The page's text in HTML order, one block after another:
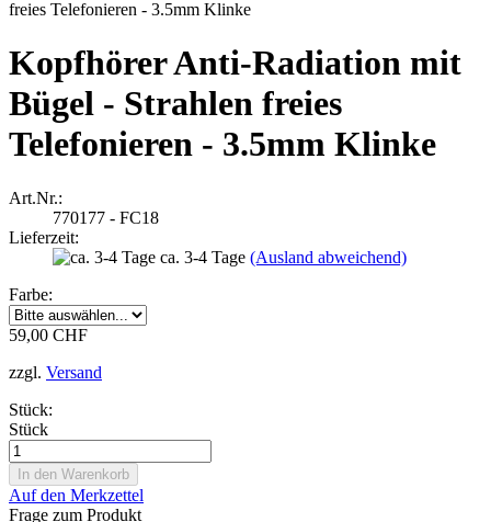
Kopfhörer Anti-Radiation mit
Bügel - Strahlen freies
Telefonieren - 3.5mm Klinke
Art.Nr.:
770177 - FC18
Lieferzeit:
ca. 3-4 Tage (Ausland abweichend)
Farbe:
59,00 CHF
zzgl. Versand
Stück:
Stück
Auf den Merkzettel
Frage zum Produkt